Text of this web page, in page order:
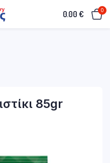
0.00€ 0
85gr